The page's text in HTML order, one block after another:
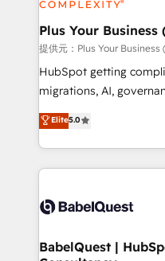
industrial sectors.
Town, Dubai & London. 500+ HubSpot CRM
implementations
across ChatGPT,
Google AI Overviews. HubSpot Impact Award -
Innovation HubSpot
Migration Excellence
accreditations with
Plus Your Business
提供元：Plus Your Business
HubSpot getting
migrations, AI, governance. We
complexity, so your
Welcome to our Profile! We
implementation,
training • CRM
custom API integrations
operations A little about us: • Boutique 'Elite' team of
Elite5.0
BabelQuest |